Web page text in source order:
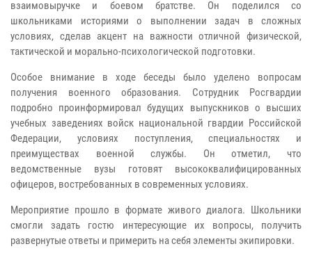
взаимовыручке и боевом братстве. Он поделился со
школьниками историями о выполнении задач в сложных
условиях, сделав акцент на важности отличной физической,
тактической и морально-психологической подготовки.
Особое внимание в ходе беседы было уделено вопросам
получения военного образования. Сотрудник Росгвардии
подробно проинформировал будущих выпускников о высших
учебных заведениях войск национальной гвардии Российской
Федерации, условиях поступления, специальностях и
преимуществах военной службы. Он отметил, что
ведомственные вузы готовят высококвалифицированных
офицеров, востребованных в современных условиях.
Мероприятие прошло в формате живого диалога. Школьники
смогли задать гостю интересующие их вопросы, получить
развернутые ответы и примерить на себя элементы экипировки.